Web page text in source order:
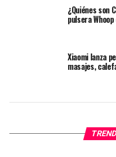
¿Quiénes son
pulsera
Xiaomi lanza
masajes,